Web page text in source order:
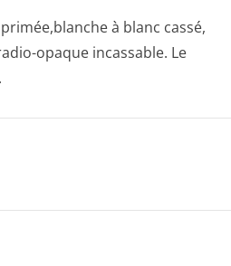
à blanc cassé,
opaque incassable. Le